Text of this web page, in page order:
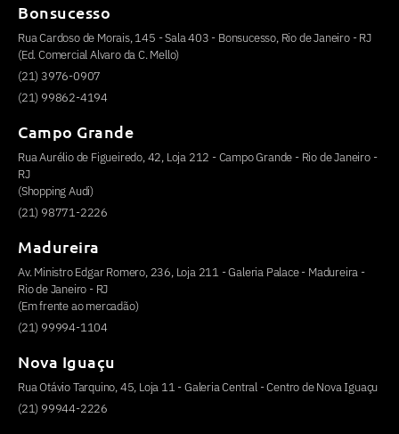
Bonsucesso
Rua Cardoso de Morais, 145 - Sala 403 - Bonsucesso, Rio de Janeiro - RJ
(Ed. Comercial Alvaro da C. Mello)
(21) 3976-0907
(21) 99862-4194
Campo Grande
Rua Aurélio de Figueiredo, 42, Loja 212 - Campo Grande - Rio de Janeiro -
RJ
(Shopping Audi)
(21) 98771-2226
Madureira
Av. Ministro Edgar Romero, 236, Loja 211 - Galeria Palace - Madureira -
Rio de Janeiro - RJ
(Em frente ao mercadão)
(21) 99994-1104
Nova Iguaçu
Rua Otávio Tarquino, 45, Loja 11 - Galeria Central - Centro de Nova Iguaçu
(21) 99944-2226